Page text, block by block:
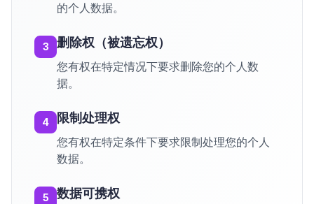
的个人数据。
3 删除权（被遗忘权）
您有权在特定情况下要求删除您的个人数
据。
4 限制处理权
您有权在特定条件下要求限制处理您的个人
数据。
5 数据可携权